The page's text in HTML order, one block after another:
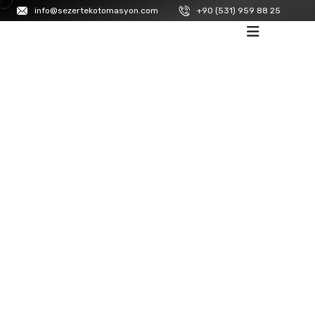
info@sezertekotomasyon.com +90 (531) 959 88 25